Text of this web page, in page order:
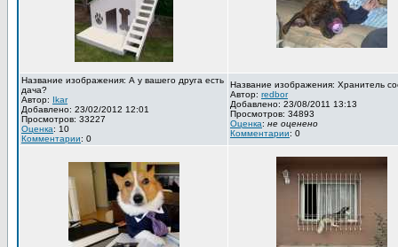
Название изображения: А у вашего друга есть
дача?
Автор: Ikar
Добавлено: 23/02/2012 12:01
Просмотров: 33227
Оценка: 10
Комментарии: 0
Название изображения: Хранитель
Автор: redbor
Добавлено: 23/08/2011 13:13
Просмотров: 34893
Оценка: не оценено
Комментарии: 0